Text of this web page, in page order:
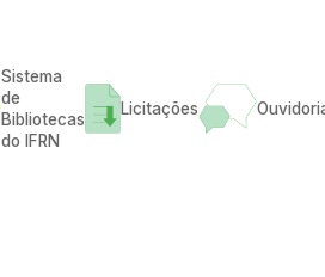
Sistema
de
Bibliotecas
do IFRN
Licitações